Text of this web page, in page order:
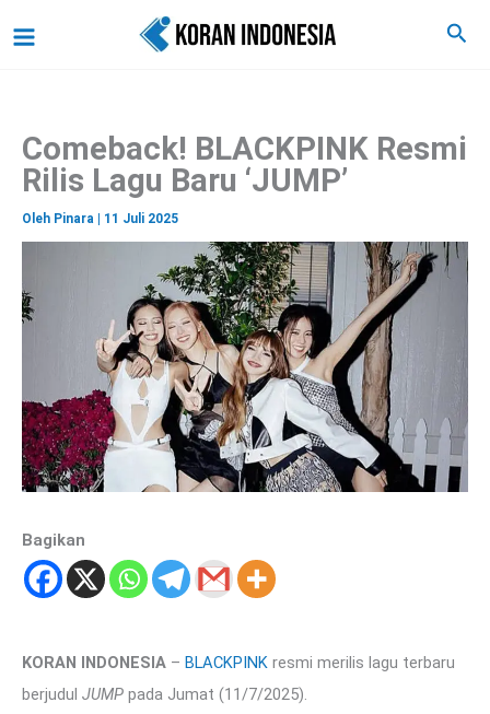
ke
Cari
Comeback! BLACKPINK Resmi
Rilis Lagu Baru ‘JUMP’
Oleh Pinara 11 Juli 2025
Bagikan
KORAN INDONESIA – BLACKPINK resmi merilis lagu terbaru
berjudul JUMP pada Jumat (11/7/2025).
a